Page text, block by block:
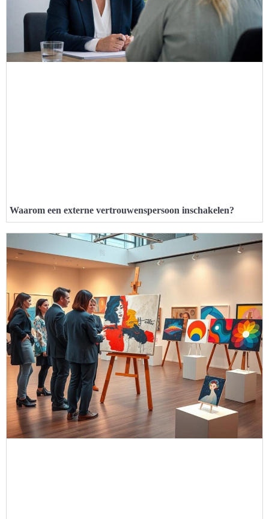
Waarom een externe vertrouwenspersoon inschakelen?